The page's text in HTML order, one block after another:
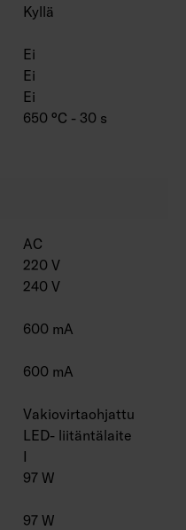
Kyllä
Ei
Ei
Ei
650 °C - 30 s
AC
220 V
240 V
600 mA
600 mA
Vakiovirtaohjattu
LED- liitäntälaite
I
97 W
97 W